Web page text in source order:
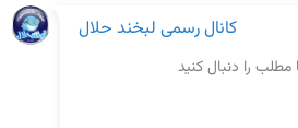
کانال رسمی لبخند حلال
مطلب را دنبال کنید